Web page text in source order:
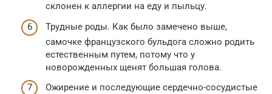
склонен к аллергии на еду и пыльцу.
Трудные роды. Как было замечено выше,
самочке французского бульдога сложно родить
естественным путем, потому что у
новорожденных щенят большая голова.
Ожирение и последующие сердечно-сосудистые